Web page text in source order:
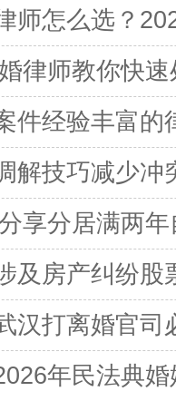
师怎么选？
律师教你快速
件经验丰富的
解技巧减少冲
享分居满两年
及房产纠纷股
汉打离婚官司
年民法典婚